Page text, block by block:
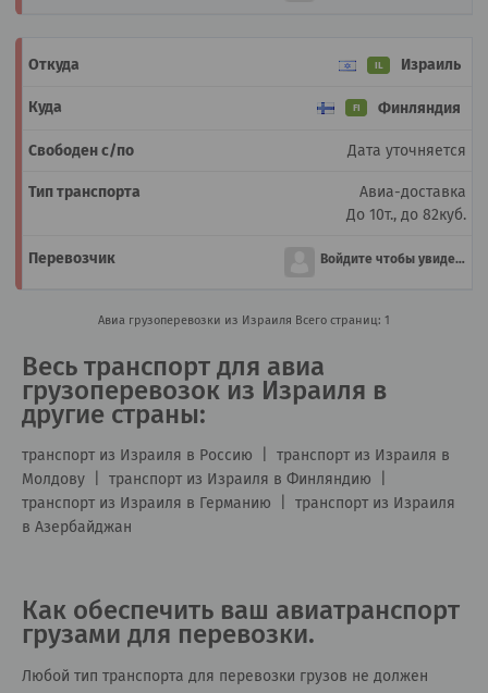
IL Израиль
FI Финляндия
Дата уточняется
Авиа-доставка
До 10т., до 82куб.
Войдите чтобы увидеть
Авиа грузоперевозки из Израиля Всего страниц: 1
Весь транспорт для авиа
грузоперевозок из Израиля в
другие страны:
транспорт из Израиля в Россию
транспорт из Израиля в
Молдову
транспорт из Израиля в Финляндию
транспорт из Израиля в Германию
транспорт из Израиля
в Азербайджан
Как обеспечить ваш авиатранспорт
грузами для перевозки.
Любой тип транспорта для перевозки грузов не должен